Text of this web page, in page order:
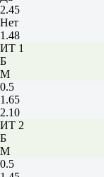
2.45
Нет
1.48
ИТ 1
Б
М
0.5
1.65
2.10
ИТ 2
Б
М
0.5